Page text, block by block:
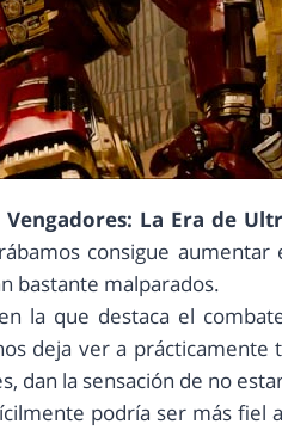
Vengadores: La Era de
consigue
bastante malparados.
la que destaca el
deja ver a prácticamente
dan la sensación de no
podría ser más fiel